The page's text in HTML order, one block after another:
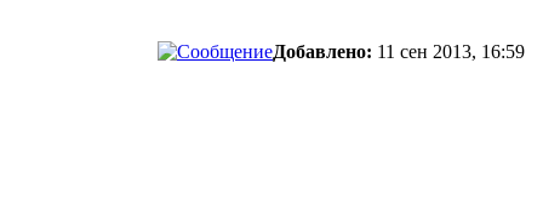
Добавлено: 11 сен 2013, 16:59